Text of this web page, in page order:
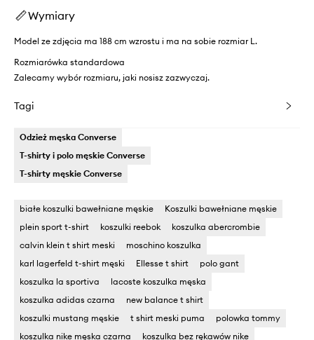
Wymiary
Model ze zdjęcia ma 188 cm wzrostu i ma na sobie rozmiar L.
Rozmiarówka standardowa
Zalecamy wybór rozmiaru, jaki nosisz zazwyczaj.
Tagi
Odzież męska Converse
T-shirty i polo męskie Converse
T-shirty męskie Converse
białe koszulki bawełniane męskie
Koszulki bawełniane męskie
plein sport t-shirt
koszulki reebok
koszulka abercrombie
calvin klein t shirt meski
moschino koszulka
karl lagerfeld t-shirt męski
Ellesse t shirt
polo gant
koszulka la sportiva
lacoste koszulka męska
koszulka adidas czarna
new balance t shirt
koszulki mustang męskie
t shirt meski puma
polowka tommy
koszulka nike męska czarna
koszulka bez rękawów nike